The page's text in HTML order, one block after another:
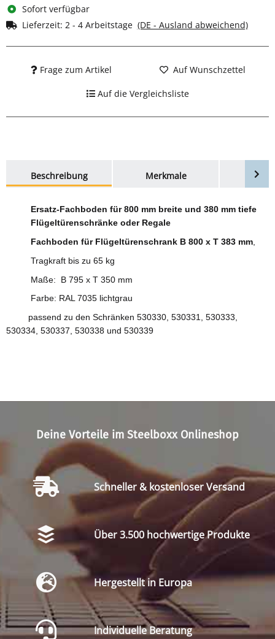
Sofort verfügbar
Lieferzeit: 2 - 4 Arbeitstage (DE - Ausland abweichend)
Frage zum Artikel Auf Wunschzettel
Auf die Vergleichsliste
Beschreibung
Merkmale
Ersatz-Fachboden für 800 mm breite und 380 mm tiefe
Flügeltürenschränke oder Regale
Fachboden für Flügeltürenschrank B 800 x T 383 mm
Tragkraft bis zu 65 kg
Maße: B 795 x T 350 mm
Farbe: RAL 7035 lichtgrau
passend zu den Schränken 530330, 530331, 530333,
530334, 530337, 530338 und 530339
Deine Vorteile im Steelboxx Onlineshop
Schneller & kostenloser Versand
Über 3.500 hochwertige Produkte
Hergestellt in Europa
Individuelle Beratung